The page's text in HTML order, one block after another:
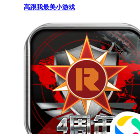
高跟我最美小游戏